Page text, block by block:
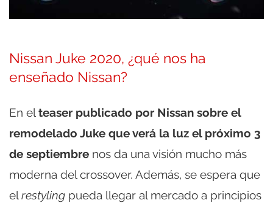
Nissan Juke 2020, ¿qué nos ha
enseñado Nissan?
En elteaser publicado por Nissan sobre el
remodelado Juke que verá la luz el próximo 3
de septiembre nos da una visión mucho más
moderna del crossover. Además, se espera que
elrestyling pueda llegar al mercado a principios